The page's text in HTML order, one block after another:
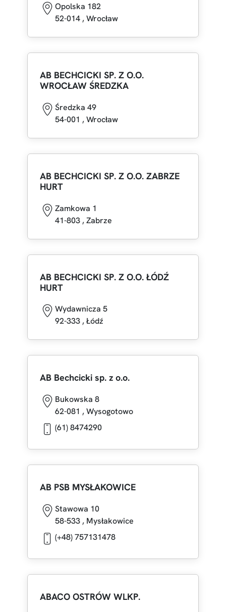
Opolska 182
52-014,Wrocław
AB BECHCICKI SP. Z O.O.
WROCŁAW ŚREDZKA
Średzka 49
54-001 ,Wrocław
AB BECHCICKI SP. Z O.O. ZABRZE
HURT
Zamkowa 1
41-803,Zabrze
AB BECHCICKI SP. Z O.O. ŁÓDŹ
HURT
Wydawnicza 5
92-333,Łódź
AB Bechcicki sp. z o.o.
Bukowska 8
62-081 ,Wysogotowo
(61) 8474290
AB PSB MYSŁAKOWICE
Stawowa 10
58-533, Mysłakowice
(+48) 757131478
ABACO OSTRÓW WLKP.